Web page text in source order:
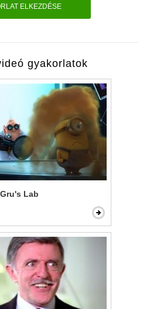
ELKEZDÉSE
gyakorlatok
Lab